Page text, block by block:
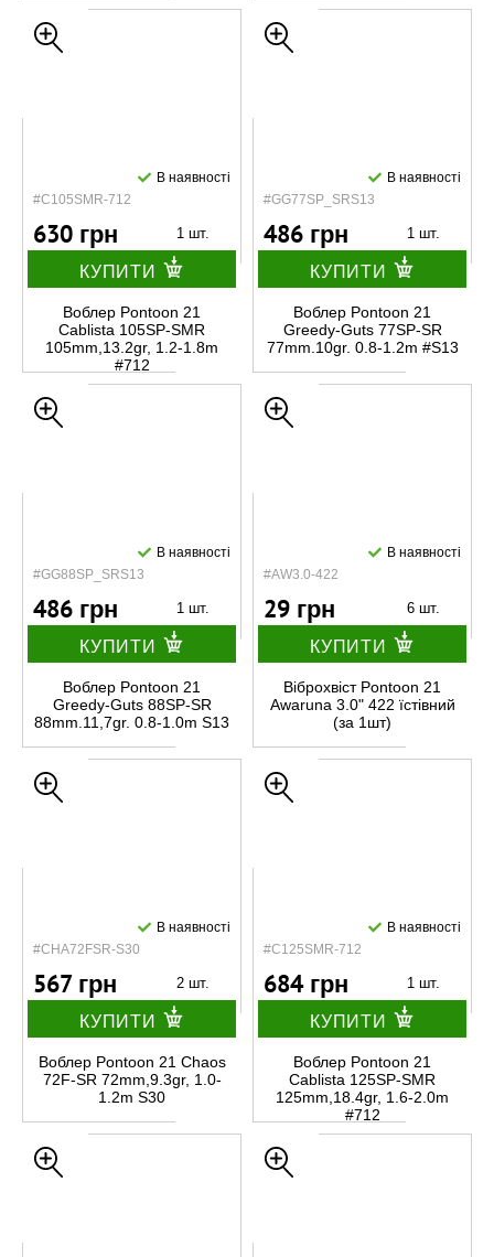
#C105SMR-712
В наявності
630 грн 1 шт.
КУПИТИ
Воблер Pontoon 21
Cablista 105SP-SMR
105mm,13.2gr, 1.2-1.8m
#712
#GG77SP_SRS13
В наявності
486 грн 1 шт.
КУПИТИ
Воблер Pontoon 21
Greedy-Guts 77SP-SR
77mm.10gr. 0.8-1.2m #S13
#GG88SP_SRS13
В наявності
486 грн 1 шт.
КУПИТИ
Воблер Pontoon 21
Greedy-Guts 88SP-SR
88mm.11,7gr. 0.8-1.0m S13
#AW3.0-422
В наявності
29 грн 6 шт.
КУПИТИ
Віброхвіст Pontoon 21
Awaruna 3.0" 422 їстівний
(за 1шт)
#CHA72FSR-S30
В наявності
567 грн 2 шт.
КУПИТИ
Воблер Pontoon 21 Chaos
72F-SR 72mm,9.3gr, 1.0-
1.2m S30
#C125SMR-712
В наявності
684 грн 1 шт.
КУПИТИ
Воблер Pontoon 21
Cablista 125SP-SMR
125mm,18.4gr, 1.6-2.0m
#712